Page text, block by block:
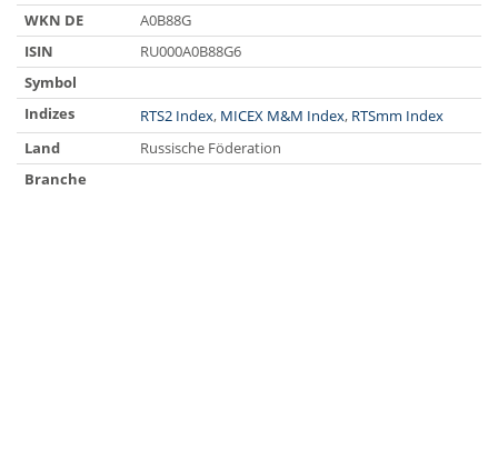
WKN DE
A0B88G
ISIN
RU000A0B88G6
Symbol
Indizes
RTS2 Index, MICEX M&M Index, RTSmm Index
Land
Russische Föderation
Branche